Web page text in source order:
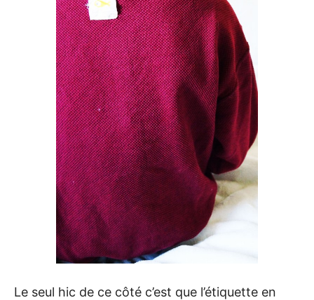
Le seul hic de ce côté c’est que l’étiquette en